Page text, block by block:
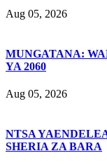
Aug 05, 2026
MUNGATANA:
YA 2060
Aug 05, 2026
NTSA
SHERIA ZA BARA